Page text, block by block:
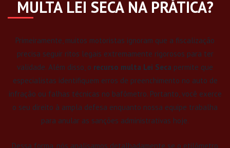
MULTA LEI SECA NA PRÁTICA?
Primeiramente, muitos motoristas ignoram que a fiscalização
precisa seguir ritos legais extremamente rigorosos para ter
validade. Além disso, o recurso multa Lei Seca permite que
especialistas identifiquem erros de preenchimento no auto de
infração ou falhas técnicas no bafômetro. Portanto, você exerce
o seu direito à ampla defesa enquanto nossa equipe trabalha
para anular as sanções administrativas hoje.
Dessa forma, nós analisamos detalhadamente se o etilômetro